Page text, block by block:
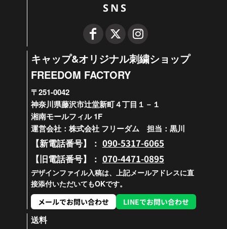
SNS
キャップ&オリジナル刺繍ショップ
FREEDOM FACTORY
〒251-0042
神奈川県藤沢市辻堂新町４丁目１－１
湘南モールフィル 1F
運営会社：株式会社 フリーダム 担当：黒川
【新電話番号】： 090-5317-6065
【旧電話番号】： 070-4471-0895
デザインファイル入稿は、上記メールアドレスに直
接添付いただいてもOKです。
メールでお問い合わせ
LINEでお問い合わせ
送料